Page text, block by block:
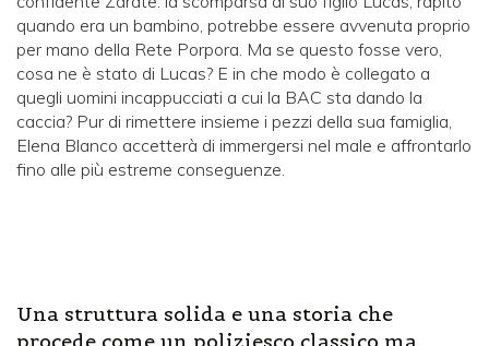
quando era un bambino, potrebbe essere avvenuta proprio
per mano della Rete Porpora. Ma se questo fosse vero,
cosa ne è stato di Lucas? E in che modo è collegato a
quegli uomini incappucciati a cui la BAC sta dando la
caccia? Pur di rimettere insieme i pezzi della sua famiglia,
Elena Blanco accetterà di immergersi nel male e affrontarlo
fino alle più estreme conseguenze.
Una struttura solida e una storia che